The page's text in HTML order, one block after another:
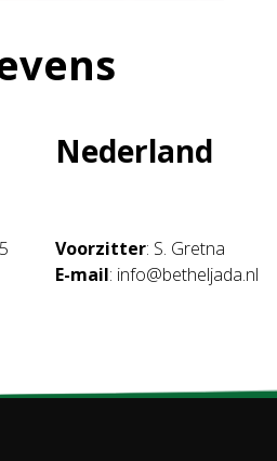
Nederland
Voorzitter: S. Gretna
E-mail: info@betheljada.nl